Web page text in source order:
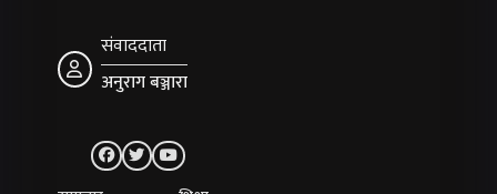
संवाददाता
अनुराग बञ्जारा